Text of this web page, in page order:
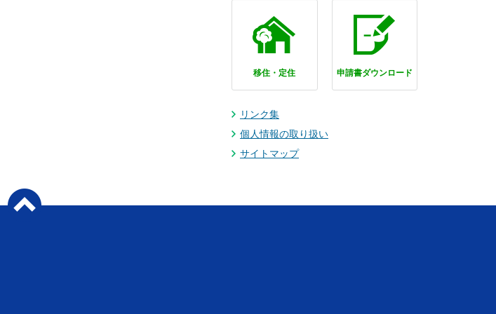
移住・定住 申請書ダウンロード
リンク集
個人情報の取り扱い
サイトマップ